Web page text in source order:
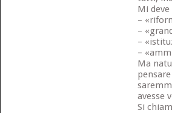
Mi
–
–
–
–
Ma
avesse
Si